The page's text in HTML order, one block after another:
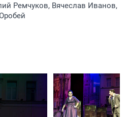
Ремчуков, Вячеслав Иванов,